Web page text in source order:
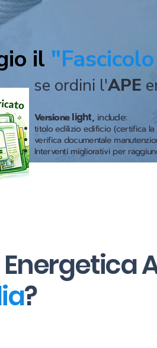
il
se ordini l'APE
Versionelight,include:
titolo edilizio edificio (certifica
verifica documentale
Interventi migliorativi per
?